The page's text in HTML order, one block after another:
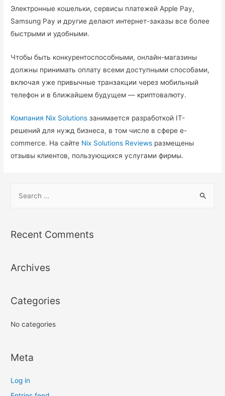
Электронные кошельки, сервисы платежей Apple Pay,
Samsung Pay и другие делают интернет-заказы все более
быстрыми и удобными.
Чтобы быть конкурентоспособными, онлайн-магазины
должны принимать оплату всеми доступными способами,
включая уже привычные транзакции через мобильный
телефон и в ближайшем будущем — криптовалюту.
Компания Nix Solutions занимается разработкой IT-
решений для нужд бизнеса, в том числе в сфере e-
commerce. На сайте Nix Solutions Reviews размещены
отзывы клиентов, пользующихся услугами фирмы.
r
f
r
Recent Comments
Archives
Categories
No categories
Meta
Log in